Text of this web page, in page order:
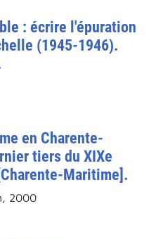
: écrire l'épuration
(1945-1946).
en Charente-
tiers du XIXe
Maritime].
2000